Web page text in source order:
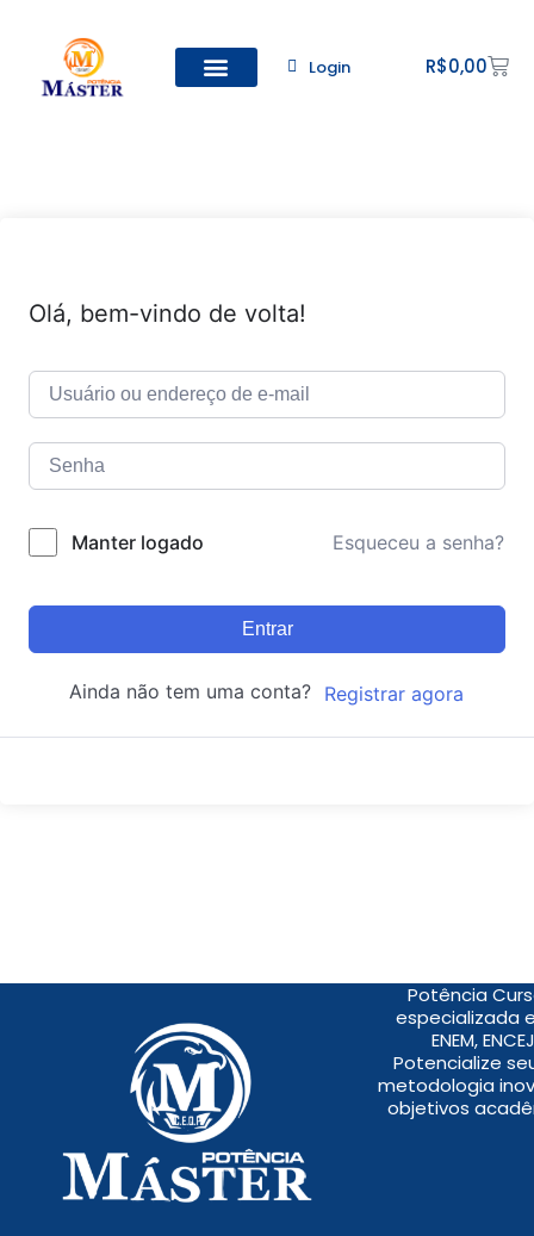
Login R$0,00
Olá, bem-vindo de volta!
Manter logado Esqueceu a senha?
Entrar
Ainda não tem uma conta? Registrar agora
Potência
especializada
ENEM,
Potencialize
metodologia
objetivos